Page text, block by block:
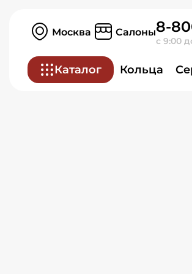
Москва Салоны8-
с 9:00
Каталог Кольца
Серьги из